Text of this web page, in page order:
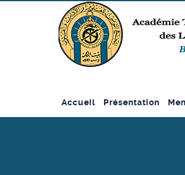
Accueil Présentation